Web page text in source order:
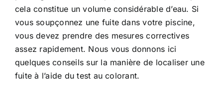
cela constitue un volume considérable d’eau. Si
vous soupçonnez une fuite dans votre piscine,
vous devez prendre des mesures correctives
assez rapidement. Nous vous donnons ici
quelques conseils sur la manière de localiser une
fuite à l’aide du test au colorant.